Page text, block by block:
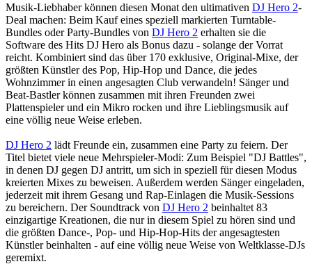
Musik-Liebhaber können diesen Monat den ultimativen DJ Hero 2-
Deal machen: Beim Kauf eines speziell markierten Turntable-
Bundles oder Party-Bundles von DJ Hero 2 erhalten sie die
Software des Hits DJ Hero als Bonus dazu - solange der Vorrat
reicht. Kombiniert sind das über 170 exklusive, Original-Mixe, der
größten Künstler des Pop, Hip-Hop und Dance, die jedes
Wohnzimmer in einen angesagten Club verwandeln! Sänger und
Beat-Bastler können zusammen mit ihren Freunden zwei
Plattenspieler und ein Mikro rocken und ihre Lieblingsmusik auf
eine völlig neue Weise erleben.
DJ Hero 2 lädt Freunde ein, zusammen eine Party zu feiern. Der
Titel bietet viele neue Mehrspieler-Modi: Zum Beispiel "DJ Battles",
in denen DJ gegen DJ antritt, um sich in speziell für diesen Modus
kreierten Mixes zu beweisen. Außerdem werden Sänger eingeladen,
jederzeit mit ihrem Gesang und Rap-Einlagen die Musik-Sessions
zu bereichern. Der Soundtrack von DJ Hero 2 beinhaltet 83
einzigartige Kreationen, die nur in diesem Spiel zu hören sind und
die größten Dance-, Pop- und Hip-Hop-Hits der angesagtesten
Künstler beinhalten - auf eine völlig neue Weise von Weltklasse-DJs
geremixt.